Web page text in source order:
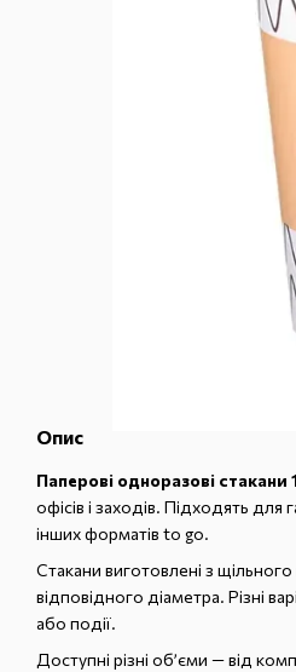
Опис
Паперові одноразові
офісів і заходів. Підходять
інших форматів to go.
Стакани виготовлені з
відповідного діаметра. Різні
або події.
Доступні різні об’єми — від